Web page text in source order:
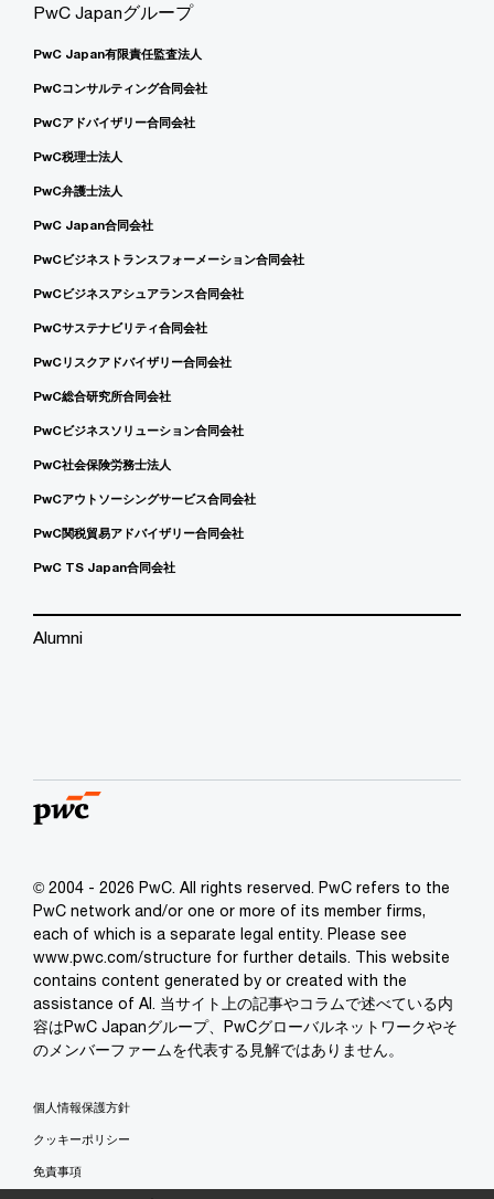
PwC Japanグループ
PwC Japan有限責任監査法人
PwCコンサルティング合同会社
PwCアドバイザリー合同会社
PwC税理士法人
PwC弁護士法人
PwC Japan合同会社
PwCビジネストランスフォーメーション合同会社
PwCビジネスアシュアランス合同会社
PwCサステナビリティ合同会社
PwCリスクアドバイザリー合同会社
PwC総合研究所合同会社
PwCビジネスソリューション合同会社
PwC社会保険労務士法人
PwCアウトソーシングサービス合同会社
PwC関税貿易アドバイザリー合同会社
PwC TS Japan合同会社
Alumni
© 2004 - 2026 PwC. All rights reserved. PwC refers to the
PwC network and/or one or more of its member firms,
each of which is a separate legal entity. Please see
www.pwc.com/structure for further details. This website
contains content generated by or created with the
assistance of AI. 当サイト上の記事やコラムで述べている内
容はPwC Japanグループ、PwCグローバルネットワークやそ
のメンバーファームを代表する見解ではありません。
個人情報保護方針
クッキーポリシー
免責事項